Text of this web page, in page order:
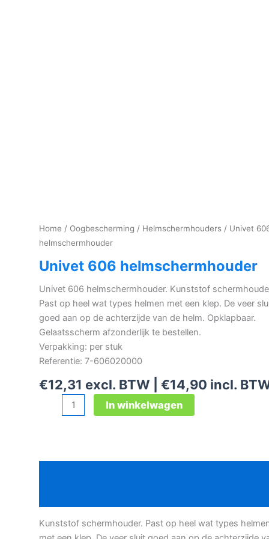
Home / Oogbescherming / Helmschermhouders / Univet
helmschermhouder
Univet 606 helmschermhouder
Univet 606 helmschermhouder. Kunststof
Past op heel wat types helmen met een klep. De veer
goed aan op de achterzijde van de helm. Opklapbaar.
Gelaatsscherm afzonderlijk te bestellen.
Verpakking: per stuk
Referentie: 7-606020000
€12,31 excl. BTW | €14,90 incl.
In winkelwagen
Kunststof schermhouder. Past op heel wat types